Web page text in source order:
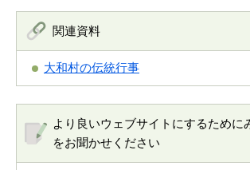
関連資料
大和村の伝統行事
より良いウェブサイトにするために
をお聞かせください